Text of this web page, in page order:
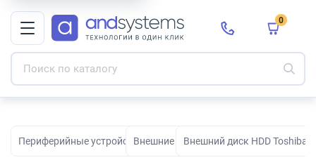
0
Периферийные устройства для рабочих мест, офиса и дома
Внешние дискиВнешний диск HDD Toshiba